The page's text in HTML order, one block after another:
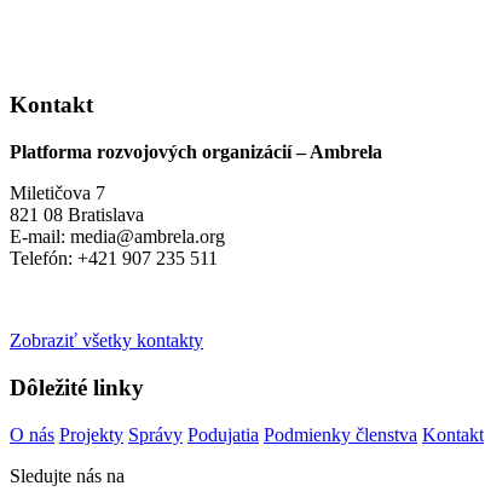
Kontakt
Platforma rozvojových organizácií – Ambrela
Miletičova 7
821 08 Bratislava
E-mail: media@ambrela.org
Telefón: +421 907 235 511
Zobraziť všetky kontakty
Dôležité linky
O nás Projekty Správy Podujatia Podmienky členstva Kontakt
Sledujte nás na